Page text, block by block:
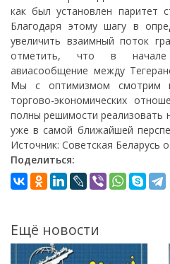
как был установлен паритет
Благодаря этому шагу в
увеличить взаимный поток
отметить, что в
авиасообщение между
Мы с оптимизмом смотрим
торгово-экономических
полны решимости реализовать
уже в самой ближайшей
Источник: Советская Беларусь
Поделиться:
Ещё новости